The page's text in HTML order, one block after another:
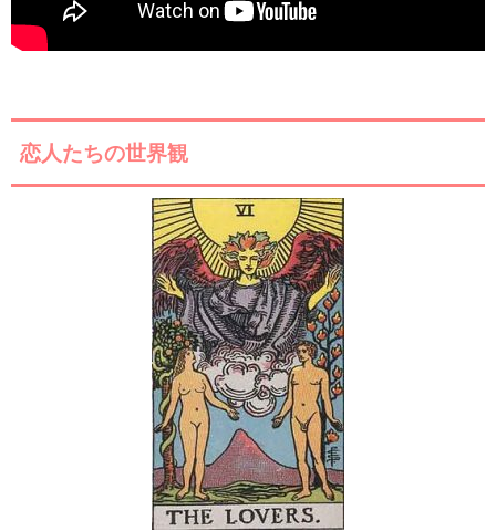
恋人たちの世界観